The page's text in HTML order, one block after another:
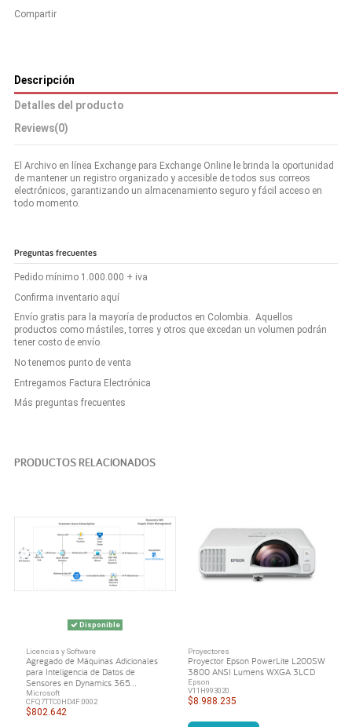
Compartir
Descripción
Detalles del producto
Reviews(0)
El Archivo en línea Exchange para Exchange Online le brinda la oportunidad
de mantener un registro organizado y accesible de todos sus correos
electrónicos, garantizando un almacenamiento seguro y fácil acceso en
todo momento.
Preguntas frecuentes
Pedido mínimo 1.000.000 + iva
Confirma inventario aquí
Envío gratis para la mayoría de productos en Colombia. Aquellos
productos como mástiles, torres y otros que excedan un volumen podrán
tener costo de envío.
No tenemos punto de venta
Entregamos Factura Electrónica
Más preguntas frecuentes
PRODUCTOS RELACIONADOS
Disponible
Licencias y Software
Agregado de Máquinas Adicionales
para Inteligencia de Datos de
Sensores en Dynamics 365...
Microsoft
CFQ7TTC0HD4F:0002
$802.642
Proyectores
Proyector Epson PowerLite L200SW
3800 ANSI Lumens WXGA 3LCD
Epson
V11H993020.
$8.988.235